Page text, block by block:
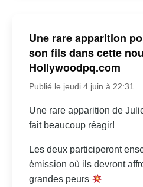
Une rare apparition
son fils dans cette
Hollywoodpq.com
Publié le jeudi 4 juin à 22:31
Une rare apparition de
fait beaucoup réagir!
Les deux participeront
émission où ils devront
grandes peurs